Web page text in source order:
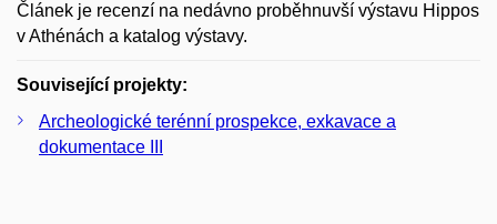
Článek je recenzí na nedávno proběhnuvší výstavu Hippos
v Athénách a katalog výstavy.
Související projekty:
Archeologické terénní prospekce, exkavace a
dokumentace III